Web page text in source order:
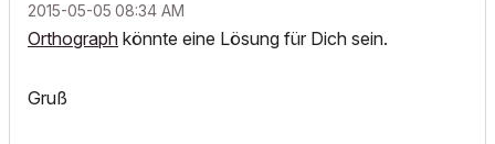
‎2015-05-05 08:34 AM
Orthograph könnte eine Lösung für Dich sein.
Gruß